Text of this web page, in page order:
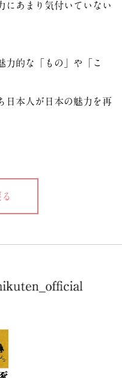
にあまり気付いていない
力的な「もの」や「こ
日本人が日本の魅力を再